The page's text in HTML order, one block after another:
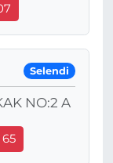
Selendi
NO:2 A